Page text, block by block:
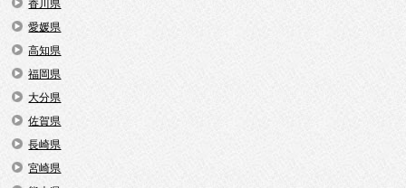
香川県
愛媛県
高知県
福岡県
大分県
佐賀県
長崎県
宮崎県